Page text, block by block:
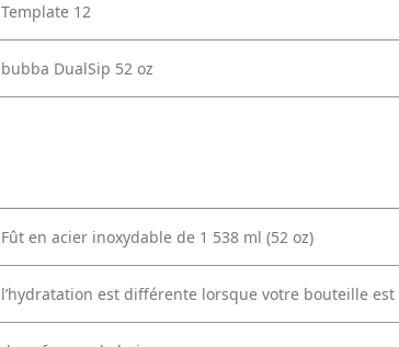
Template 12
bubba DualSip 52 oz
Fût en acier inoxydable de 1 538 ml (52 oz)
l’hydratation est différente lorsque votre bouteille